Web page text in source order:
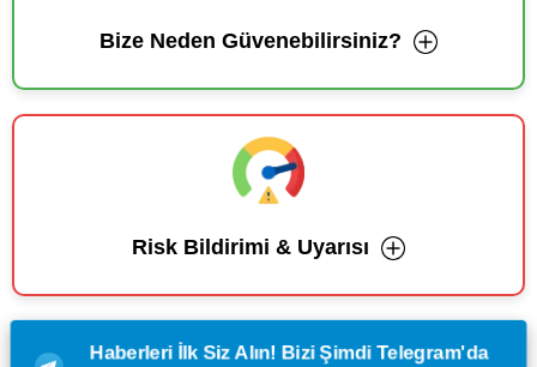
Bize Neden Güvenebilirsiniz?
Risk Bildirimi & Uyarısı
Haberleri İlk Siz Alın! Bizi Şimdi Telegram'da